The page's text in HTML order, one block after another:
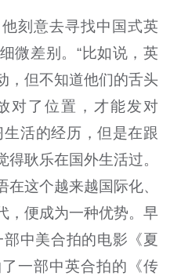
刻意去寻找中国式英
微差别。“比如说，英
，但不知道他们的舌头
对了位置，才能发对
活的经历，但是在跟
耿乐在国外生活过。
这个越来越国际化、
，便成为一种优势。早
中美合拍的电影《夏
一部中英合拍的《传